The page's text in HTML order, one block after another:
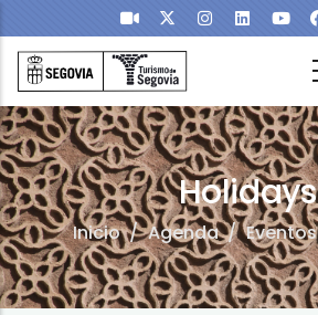
Pasar al contenido principal
Holidays
Inicio/ Agenda/ Eventos